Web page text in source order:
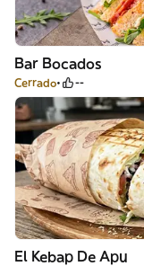
Bar Bocados
Cerrado --
El Kebap De Apu